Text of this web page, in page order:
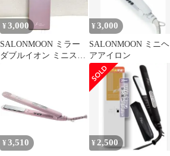
ムーン AM20BKm ポー
チ付きe
¥3,000
SALONMOON ミラー
ダブルイオン ミニスト
¥3,000
SALONMOON ミニヘ
アアイロン
¥ 3,510 ¥2,500